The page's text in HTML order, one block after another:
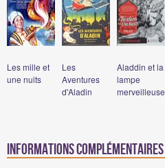
Les mille et
une nuits
Les
Aventures
d'Aladin
Aladdin et la
lampe
merveilleuse
Informations complémentaires